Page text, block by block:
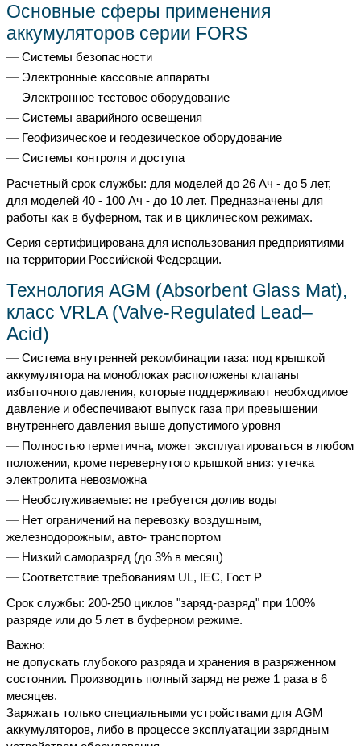
Основные сферы применения
аккумуляторов серии FORS
Системы безопасности
Электронные кассовые аппараты
Электронное тестовое оборудование
Системы аварийного освещения
Геофизическое и геодезическое оборудование
Системы контроля и доступа
Расчетный срок службы: для моделей до 26 Ач - до 5 лет,
для моделей 40 - 100 Ач - до 10 лет. Предназначены для
работы как в буферном, так и в циклическом режимах.
Серия сертифицирована для использования предприятиями
на территории Российской Федерации.
Технология AGM (Absorbent Glass Mat),
класс VRLA (Valve-Regulated Lead–
Acid)
Система внутренней рекомбинации газа: под крышкой
аккумулятора на моноблоках расположены клапаны
избыточного давления, которые поддерживают необходимое
давление и обеспечивают выпуск газа при превышении
внутреннего давления выше допустимого уровня
Полностью герметична, может эксплуатироваться в любом
положении, кроме перевернутого крышкой вниз: утечка
электролита невозможна
Необслуживаемые: не требуется долив воды
Нет ограничений на перевозку воздушным,
железнодорожным, авто- транспортом
Низкий саморазряд (до 3% в месяц)
Соответствие требованиям UL, IEC, Гост Р
Срок службы: 200-250 циклов "заряд-разряд" при 100%
разряде или до 5 лет в буферном режиме.
Важно:
не допускать глубокого разряда и хранения в разряженном
состоянии. Производить полный заряд не реже 1 раза в 6
месяцев.
Заряжать только специальными устройствами для AGM
аккумуляторов, либо в процессе эксплуатации зарядным